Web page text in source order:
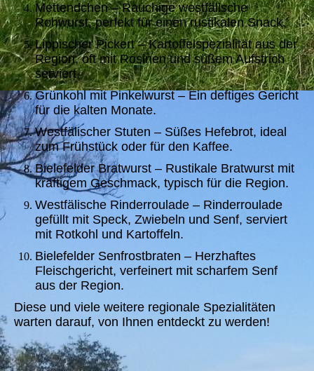
Mettendchen – Rauchige westfälische
Rohwurst, perfekt für einen rustikalen Snack.
Lippischer Pickert – Kartoffelspezialität aus der
Region, oft mit Rosinen und süßem Aufstrich
serviert.
Grünkohl mit Pinkelwurst – Ein deftiges Gericht
für die kalten Monate.
Westfälischer Stuten – Süßes Hefebrot, ideal
zum Frühstück oder für den Kaffee.
Bielefelder Bratwurst – Rustikale Bratwurst mit
kräftigem Geschmack, typisch für die Region.
Westfälische Rinderroulade – Rinderroulade
gefüllt mit Speck, Zwiebeln und Senf, serviert
mit Rotkohl und Kartoffeln.
Bielefelder Senfrostbraten – Herzhaftes
Fleischgericht, verfeinert mit scharfem Senf
aus der Region.
Diese und viele weitere regionale Spezialitäten
warten darauf, von Ihnen entdeckt zu werden!